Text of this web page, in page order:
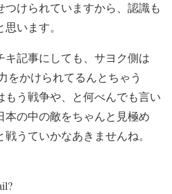
けられていますから、認識も
います。
記事にしても、サヨク側は
をかけられてるんとちゃう
う戦争や、と何べんでも言い
本の中の敵をちゃんと見極め
うていかなあきませんね。